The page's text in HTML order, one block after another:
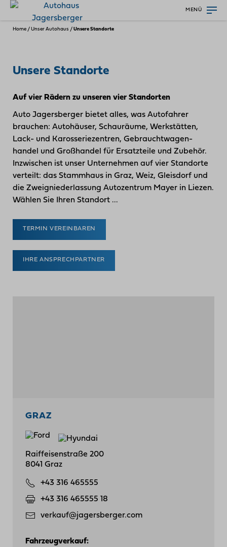
MENÜ
Home /Unser Autohaus /Unsere Standorte
Unsere Standorte
Auf vier Rädern zu unseren vier Standorten
Auto Jagersberger bietet alles, was Autofahrer
brauchen: Autohäuser, Schauräume, Werkstätten,
Lack- und Karosserie­zentren, Gebraucht­wagen­
handel und Großhandel für Ersatzteile und Zubehör.
Inzwischen ist unser Unternehmen auf vier Standorte
verteilt: das Stammhaus in Graz, Weiz, Gleisdorf und
die Zweig­niederlassung Autozentrum Mayer in Liezen.
Wählen Sie Ihren Standort ...
TERMIN VEREINBAREN
IHRE ANSPRECHPARTNER
GRAZ
Raiffeisenstraße 200
8041 Graz
+43 316 465555
+43 316 465555 18
verkauf@jagersberger.com
Fahrzeugverkauf: